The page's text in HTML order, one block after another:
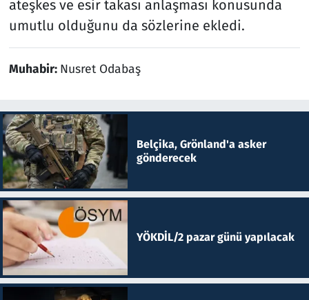
ateşkes ve esir takası anlaşması konusunda
umutlu olduğunu da sözlerine ekledi.
Muhabir: Nusret Odabaş
Belçika, Grönland'a asker
gönderecek
YÖKDİL/2 pazar günü yapılacak